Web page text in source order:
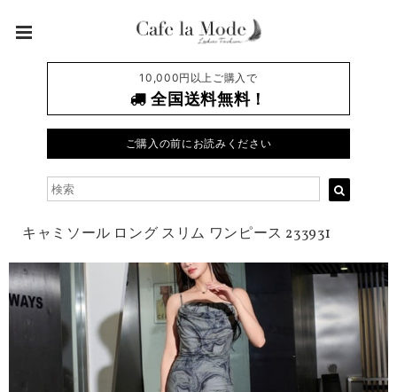
10,000円以上ご購入で
全国送料無料！
ご購入の前にお読みください
キャミソール ロング スリム ワンピース 233931